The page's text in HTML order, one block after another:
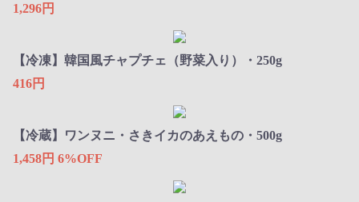
1,296円
【冷凍】韓国風チャプチェ（野菜入り）・250g
416円
【冷蔵】ワンヌニ・さきイカのあえもの・500g
1,458円 6%OFF